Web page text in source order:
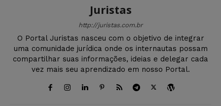
Juristas
http://juristas.com.br
O Portal Juristas nasceu com o objetivo de integrar
uma comunidade jurídica onde os internautas possam
compartilhar suas informações, ideias e delegar cada
vez mais seu aprendizado em nosso Portal.